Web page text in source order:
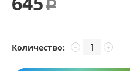
Р
Количество: +
−